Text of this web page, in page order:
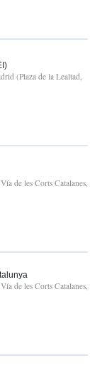
(Plaza de la Lealtad,
de les Corts Catalanes,
de les Corts Catalanes,